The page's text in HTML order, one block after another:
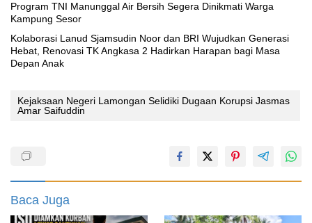
Program TNI Manunggal Air Bersih Segera Dinikmati Warga
Kampung Sesor
Kolaborasi Lanud Sjamsudin Noor dan BRI Wujudkan Generasi
Hebat, Renovasi TK Angkasa 2 Hadirkan Harapan bagi Masa
Depan Anak
Kejaksaan Negeri Lamongan Selidiki Dugaan Korupsi Jasmas
Amar Saifuddin
Baca Juga